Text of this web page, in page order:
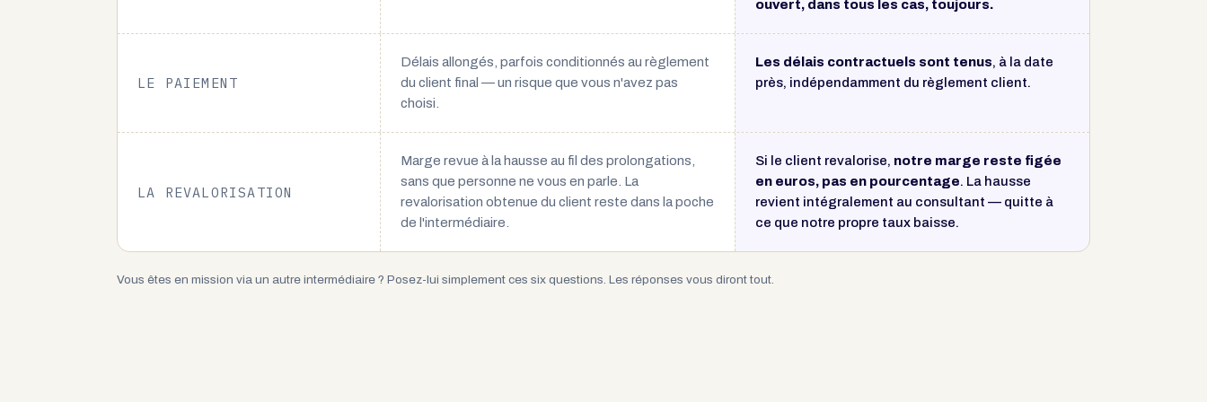
ouvert, dans tous les cas, toujours.
LE PAIEMENT
Délais allongés, parfois conditionnés au règlement
du client final — un risque que vous n'avez pas
choisi.
Les délais contractuels sont tenus, à la date
près, indépendamment du règlement client.
LA REVALORISATION
Marge revue à la hausse au fil des prolongations,
sans que personne ne vous en parle. La
revalorisation obtenue du client reste dans la poche
de l'intermédiaire.
Si le client revalorise, notre marge reste figée
en euros, pas en pourcentage. La hausse
revient intégralement au consultant — quitte à
ce que notre propre taux baisse.
Vous êtes en mission via un autre intermédiaire ? Posez-lui simplement ces six questions. Les réponses vous diront tout.